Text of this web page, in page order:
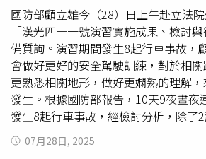
與論壇的各界人士，跟台灣站在一起。
恐釀災難性後果同時，台灣軍民融合
題長期由政府和軍事單位負責，民眾
感興趣，年輕人漠不關心。雖然政府近
但步調蹣跚、猶豫且缺乏清晰方向。
去軍事化，並倚賴與外國結盟實現嚇
已培養出支持國家的人民，兩者存有
戰，可能釀成災難性後果。當入侵來
要，但內部韌性更加關鍵。台灣防禦
灣關係法》下的美方安全承諾，一旦
國防部顧立雄今（28）日上午赴立法
「漢光四十一號演習實施成果、檢討
備質詢。演習期間發生8起行車事故，
會做好更好的安全駕駛訓練，對於相
更熟悉相關地形，做好更嫻熟的理解
發生。根據國防部報告，10天9夜晝夜
發生8起行車事故，經檢討分析，除了
計有6起係因防護駕駛觀念、駕駛技術
以及機動路線勘查等肇因。顧立雄表
07月28日, 2025